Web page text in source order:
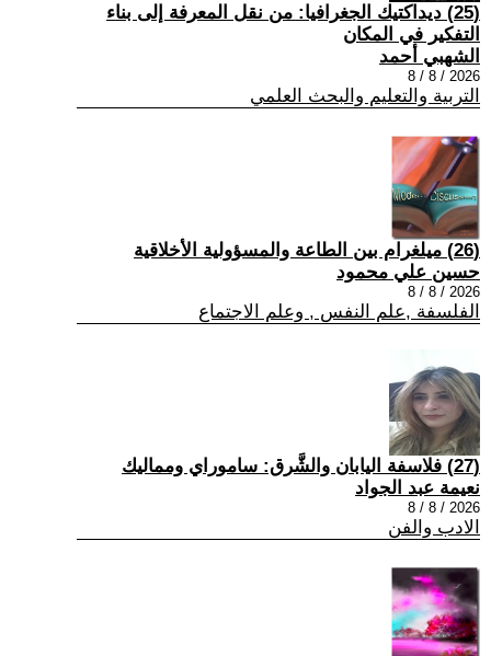
(25) ديداكتيك الجغرافيا: من نقل المعرفة إلى بناء
التفكير في المكان
الشهبي أحمد
2026 / 8 / 8
التربية والتعليم والبحث العلمي
(26) ميلغرام بين الطاعة والمسؤولية الأخلاقية
حسين علي محمود
2026 / 8 / 8
الفلسفة ,علم النفس , وعلم الاجتماع
(27) فلاسفة اليابان والشَّرق: ساموراي ومماليك
نعيمة عبد الجواد
2026 / 8 / 8
الادب والفن